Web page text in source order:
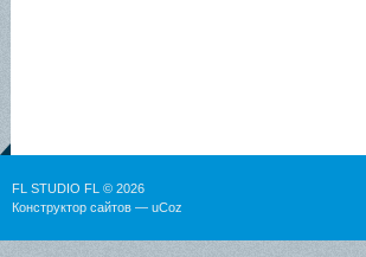
FL STUDIO FL © 2026
Конструктор сайтов — uCoz